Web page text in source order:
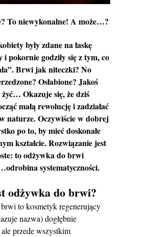
To niewykonalne! A może…?
były zdane na łaskę
pokornie godziły się z tym, co
Brwi jak niteczki? No
Osłabione? Jakoś
Okazuje się, że dziś
małą rewolucję i zadziałać
naturze. Oczywiście w dobrej
po to, by mieć doskonałe
kształcie. Rozwiązanie jest
to odżywka do brwi
systematyczności.
odżywka do brwi?
to kosmetyk regenerujący
nazwa) dogłębnie
przede wszystkim